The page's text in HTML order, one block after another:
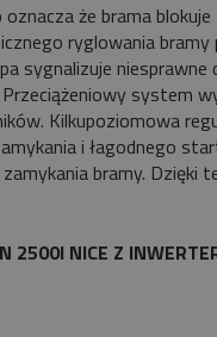
że brama
ryglowania
sygnalizuje
system
Kilkupoziomowa
i łagodnego
bramy. Dzięki
2500l NICE Z